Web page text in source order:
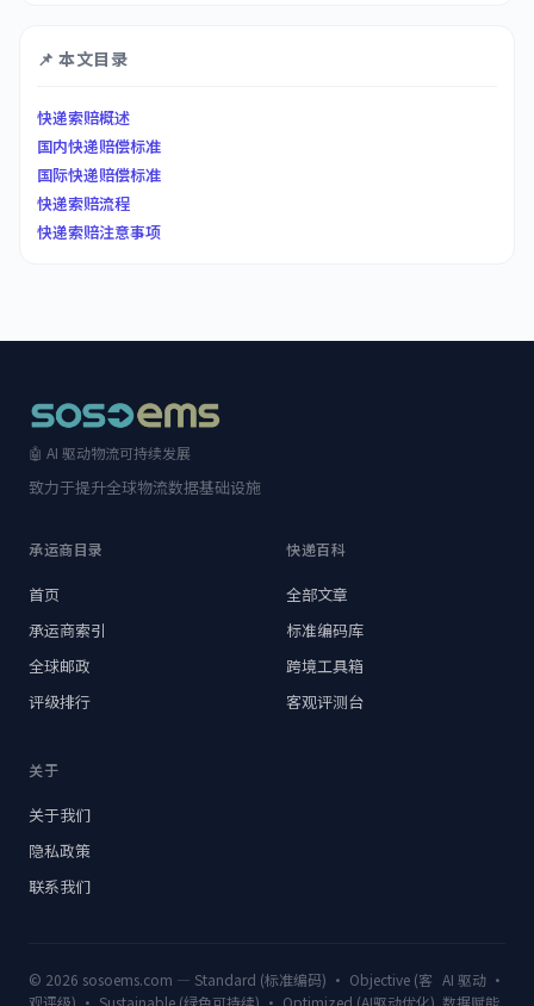
📌 本文目录
快递索赔概述
国内快递赔偿标准
国际快递赔偿标准
快递索赔流程
快递索赔注意事项
🤖 AI 驱动物流可持续发展
致力于提升全球物流数据基础设施
承运商目录
首页
承运商索引
全球邮政
评级排行
快递百科
全部文章
标准编码库
跨境工具箱
客观评测台
关于
关于我们
隐私政策
联系我们
© 2026 sosoems.com — Standard (标准编码) · Objective (客
观评级) · Sustainable (绿色可持续) · Optimized (AI驱动优化)
AI 驱动 ·
数据赋能